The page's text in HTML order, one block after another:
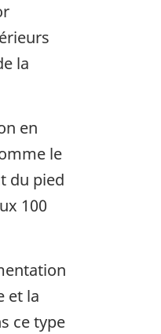
la
en
le
du pied
100
et la
ce type